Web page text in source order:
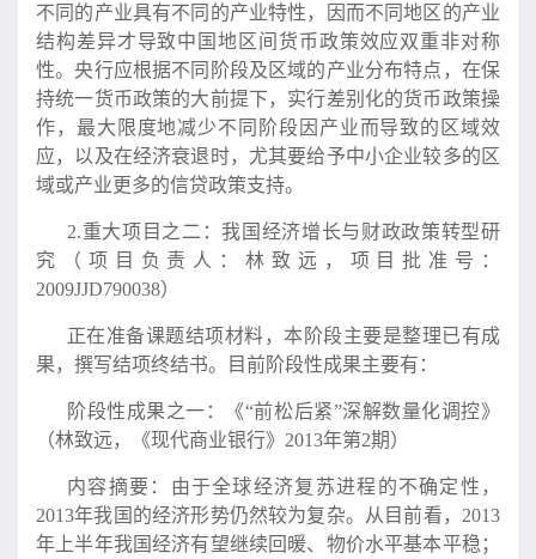
不同的产业具有不同的产业特性，因而不同地区的产业
结构差异才导致中国地区间货币政策效应双重非对称
性。央行应根据不同阶段及区域的产业分布特点，在保
持统一货币政策的大前提下，实行差别化的货币政策操
作，最大限度地减少不同阶段因产业而导致的区域效
应，以及在经济衰退时，尤其要给予中小企业较多的区
域或产业更多的信贷政策支持。
2.重大项目之二：我国经济增长与财政政策转型研
究（项目负责人：林致远，项目批准号：
2009JJD790038）
正在准备课题结项材料，本阶段主要是整理已有成
果，撰写结项终结书。目前阶段性成果主要有：
阶段性成果之一：《“前松后紧”深解数量化调控》
（林致远，《现代商业银行》2013年第2期）
内容摘要：由于全球经济复苏进程的不确定性，
2013年我国的经济形势仍然较为复杂。从目前看，2013
年上半年我国经济有望继续回暖、物价水平基本平稳；